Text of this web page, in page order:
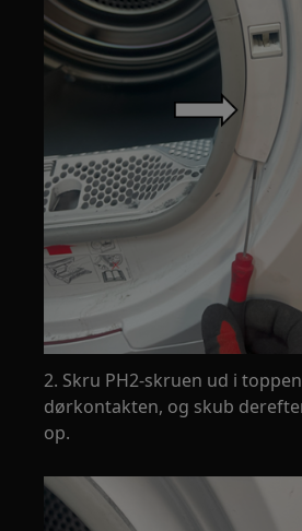
2. Skru PH2-skruen ud i
dørkontakten, og skub
op.